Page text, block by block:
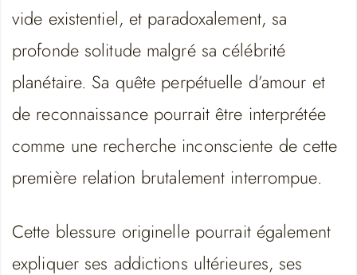
vide existentiel, et paradoxalement, sa
profonde solitude malgré sa célébrité
planétaire. Sa quête perpétuelle d’amour et
de reconnaissance pourrait être interprétée
comme une recherche inconsciente de cette
première relation brutalement interrompue.
Cette blessure originelle pourrait également
expliquer ses addictions ultérieures, ses